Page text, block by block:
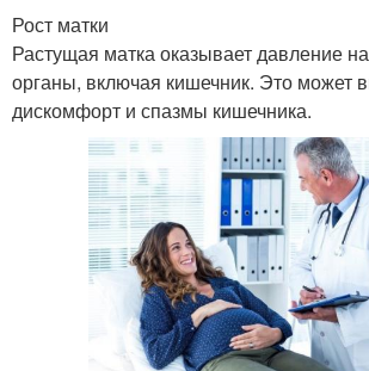
Рост матки
Растущая матка оказывает давление
органы, включая кишечник. Это может
дискомфорт и спазмы кишечника.